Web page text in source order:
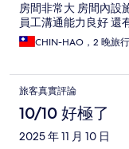
房間非常大 房間內設
員工溝通能力良好 還
CHIN-HAO，2 晚旅行
旅客真實評論
10/10 好極了
2025 年 11 月 10 日